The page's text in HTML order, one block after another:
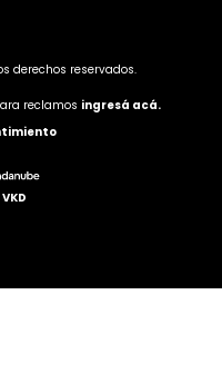
derechos reservados.
reclamos ingresá acá.
VKD